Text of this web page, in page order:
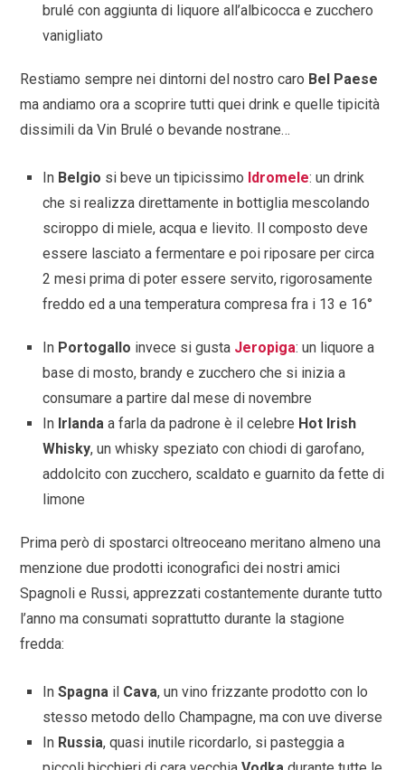
brulé con aggiunta di liquore all’albicocca e zucchero
vanigliato
Restiamo sempre nei dintorni del nostro caro Bel Paese
ma andiamo ora a scoprire tutti quei drink e quelle tipicità
dissimili da Vin Brulé o bevande nostrane…
In Belgio si beve un tipicissimo Idromele: un drink
che si realizza direttamente in bottiglia mescolando
sciroppo di miele, acqua e lievito. Il composto deve
essere lasciato a fermentare e poi riposare per circa
2 mesi prima di poter essere servito, rigorosamente
freddo ed a una temperatura compresa fra i 13 e 16°
In Portogallo invece si gusta Jeropiga: un liquore a
base di mosto, brandy e zucchero che si inizia a
consumare a partire dal mese di novembre
In Irlanda a farla da padrone è il celebre Hot Irish
Whisky, un whisky speziato con chiodi di garofano,
addolcito con zucchero, scaldato e guarnito da fette di
limone
Prima però di spostarci oltreoceano meritano almeno una
menzione due prodotti iconografici dei nostri amici
Spagnoli e Russi, apprezzati costantemente durante tutto
l’anno ma consumati soprattutto durante la stagione
fredda:
InSpagna il Cava, un vino frizzante prodotto con lo
stesso metodo dello Champagne, ma con uve diverse
In Russia, quasi inutile ricordarlo, si pasteggia a